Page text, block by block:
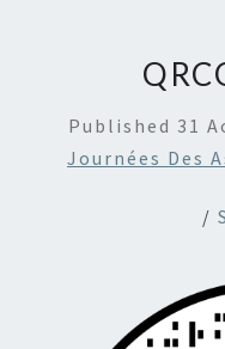
Published 31
Journées Des
/